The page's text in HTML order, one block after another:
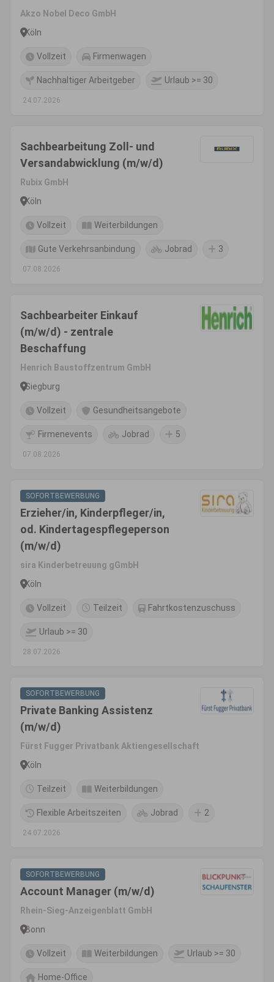
Akzo Nobel Deco GmbH
Köln
Vollzeit Firmenwagen
Nachhaltiger Arbeitgeber Urlaub >= 30
24.07.2026
Sachbearbeitung Zoll- und
Versandabwicklung (m/w/d)
Rubix GmbH
Köln
Vollzeit Weiterbildungen
Gute Verkehrsanbindung Jobrad 3
07.08.2026
Sachbearbeiter Einkauf
(m/w/d) - zentrale
Beschaffung
Henrich Baustoffzentrum GmbH
Siegburg
Vollzeit Gesundheitsangebote
Firmenevents Jobrad 5
07.08.2026
SOFORTBEWERBUNG
Erzieher/in, Kinderpfleger/in,
od. Kindertagespflegeperson
(m/w/d)
sira Kinderbetreuung gGmbH
Köln
Vollzeit Teilzeit Fahrtkostenzuschuss
Urlaub >= 30
28.07.2026
SOFORTBEWERBUNG
Private Banking Assistenz
(m/w/d)
Fürst Fugger Privatbank Aktiengesellschaft
Köln
Teilzeit Weiterbildungen
Flexible Arbeitszeiten Jobrad 2
24.07.2026
SOFORTBEWERBUNG
Account Manager (m/w/d)
Rhein-Sieg-Anzeigenblatt GmbH
Bonn
Vollzeit Weiterbildungen Urlaub >= 30
Home-Office